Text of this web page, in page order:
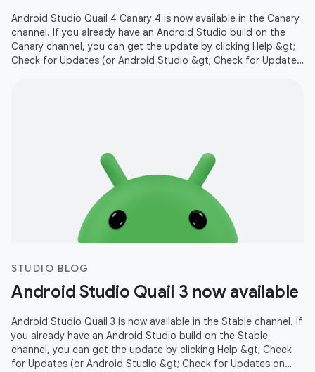
Android Studio Quail 4 Canary 4 is now available in the Canary
channel. If you already have an Android Studio build on the
Canary channel, you can get the update by clicking Help &gt;
Check for Updates (or Android Studio &gt; Check for Updates
STUDIO BLOG
Android Studio Quail 3 now available
Android Studio Quail 3 is now available in the Stable channel. If
you already have an Android Studio build on the Stable
channel, you can get the update by clicking Help &gt; Check
for Updates (or Android Studio &gt; Check for Updates on